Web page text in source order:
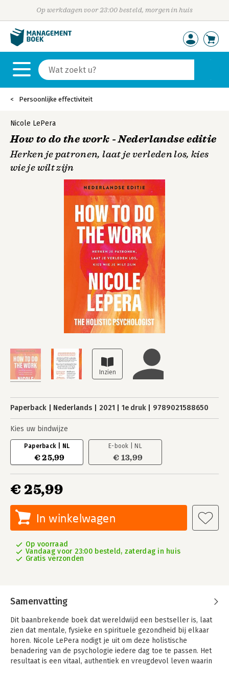
Op werkdagen voor 23:00 besteld, morgen in huis
Persoonlijke effectiviteit
Nicole LePera
How to do the work - Nederlandse editie
Herken je patronen, laat je verleden los, kies
wie je wilt zijn
Paperback Nederlands 2021 1e druk 9789021588650
Kies uw bindwijze
Paperback | NL
€ 25,99
E-book | NL
€ 13,99
€ 25,99
In winkelwagen
Op voorraad
Vandaag voor 23:00 besteld, zaterdag in huis
Gratis verzonden
Samenvatting
Dit baanbrekende boek dat wereldwijd een bestseller is, laat
zien dat mentale, fysieke en spirituele gezondheid bij elkaar
horen. Nicole LePera nodigt je uit om deze holistische
benadering van de psychologie iedere dag toe te passen. Het
resultaat is een vitaal, authentiek en vreugdevol leven waarin